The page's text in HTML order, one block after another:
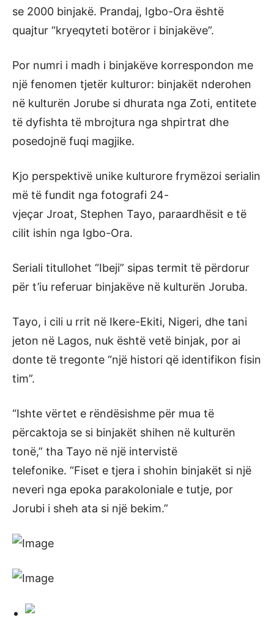
se 2000 binjakë. Prandaj, Igbo-Ora është
quajtur “kryeqyteti botëror i binjakëve”.
Por numri i madh i binjakëve korrespondon me
një fenomen tjetër kulturor: binjakët nderohen
në kulturën Jorube si dhurata nga Zoti, entitete
të dyfishta të mbrojtura nga shpirtrat dhe
posedojnë fuqi magjike.
Kjo perspektivë unike kulturore frymëzoi serialin
më të fundit nga fotografi 24-
vjeçar Jroat, Stephen Tayo, paraardhësit e të
cilit ishin nga Igbo-Ora.
Seriali titullohet “Ibeji” sipas termit të përdorur
për t’iu referuar binjakëve në kulturën Joruba.
Tayo, i cili u rrit në Ikere-Ekiti, Nigeri, dhe tani
jeton në Lagos, nuk është vetë binjak, por ai
donte të tregonte “një histori që identifikon fisin
tim”.
“Ishte vërtet e rëndësishme për mua të
përcaktoja se si binjakët shihen në kulturën
tonë,” tha Tayo në një intervistë
telefonike. “Fiset e tjera i shohin binjakët si një
neveri nga epoka parakoloniale e tutje, por
Jorubi i sheh ata si një bekim.”